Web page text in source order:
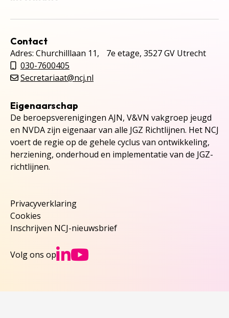
Contact
Adres: Churchilllaan 11, 7e etage, 3527 GV Utrecht
030-7600405
Secretariaat@ncj.nl
Eigenaarschap
De beroepsverenigingen AJN, V&VN vakgroep jeugd
en NVDA zijn eigenaar van alle JGZ Richtlijnen. Het NCJ
voert de regie op de gehele cyclus van ontwikkeling,
herziening, onderhoud en implementatie van de JGZ-
richtlijnen.
Privacyverklaring
Cookies
Inschrijven NCJ-nieuwsbrief
Volg ons op Ga naar NCJs